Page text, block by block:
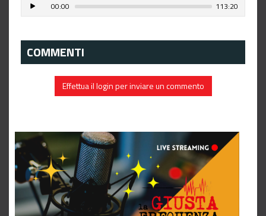
00:00 113:20
COMMENTI
Effettua il login per inviare un commento